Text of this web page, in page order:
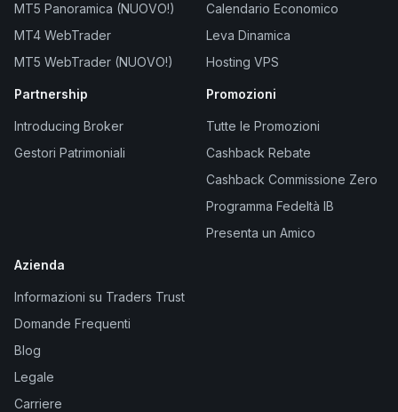
MT5 Panoramica (NUOVO!)
MT4 WebTrader
MT5 WebTrader (NUOVO!)
Calendario Economico
Leva Dinamica
Hosting VPS
Partnership
Introducing Broker
Gestori Patrimoniali
Promozioni
Tutte le Promozioni
Cashback Rebate
Cashback Commissione Zero
Programma Fedeltà IB
Presenta un Amico
Azienda
Informazioni su Traders Trust
Domande Frequenti
Blog
Legale
Carriere